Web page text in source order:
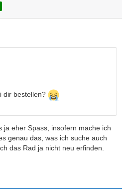
dir bestellen?
ja eher Spass, insofern mache ich
genau das, was ich suche auch
das Rad ja nicht neu erfinden.